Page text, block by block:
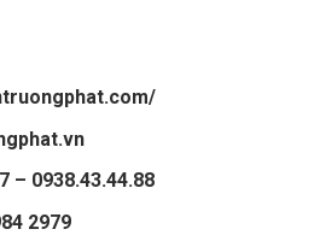
– 0938.43.44.88
2979